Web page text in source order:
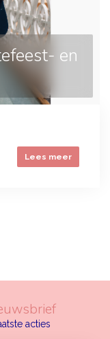
en
Lees meer
acties